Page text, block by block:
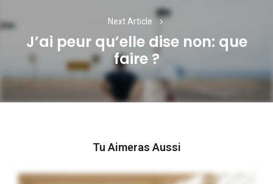
Next Article
Next
post:
J’ai peur qu’elle dise non: que
faire ?
Tu Aimeras Aussi